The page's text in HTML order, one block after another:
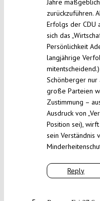
Reply
Jahre
zurückzuführen.
Erfolgs der CDU
sich das
Persönlichkeit
langjährige
Schönberger nur
große Parteien
Zustimmung –
Ausdruck von
Position sei),
sein Verständnis